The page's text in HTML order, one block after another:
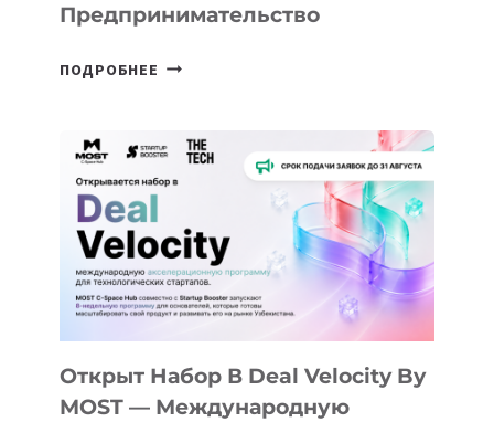
Предпринимательство
ПОДРОБНЕЕ ОТ
АЛМАТЫ:
КАК
AI
YOUTH
CAMP
ДАЛ
30
ПОДРОСТКАМ
БИЛЕТ
В
Открыт Набор В Deal Velocity By
MOST — Международную